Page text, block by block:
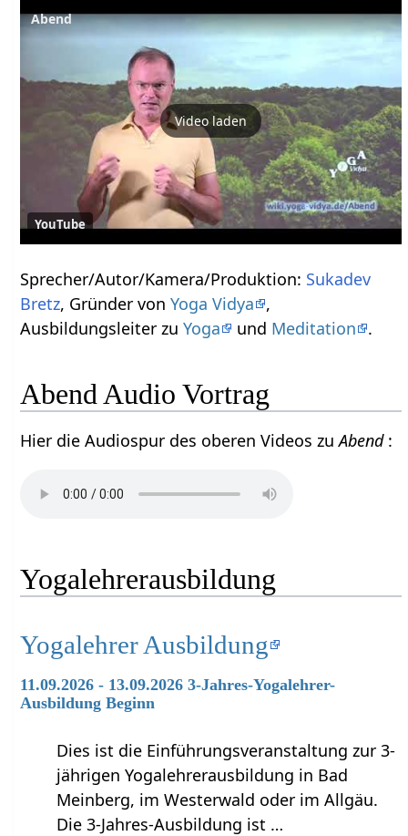
Abend
Video laden
YouTube
Sprecher/Autor/Kamera/Produktion: Sukadev
Bretz, Gründer vonYoga Vidya
,
Ausbildungsleiter zuYoga und Meditation .
Abend Audio Vortrag
Hier die Audiospur des oberen Videos zuAbend :
Yogalehrerausbildung
Yogalehrer Ausbildung
11.09.2026 - 13.09.2026 3-Jahres-Yogalehrer-
Ausbildung Beginn
Dies ist die Einführungsveranstaltung zur 3-
jährigen Yogalehrerausbildung in Bad
Meinberg, im Westerwald oder im Allgäu.
Die 3-Jahres-Ausbildung ist …